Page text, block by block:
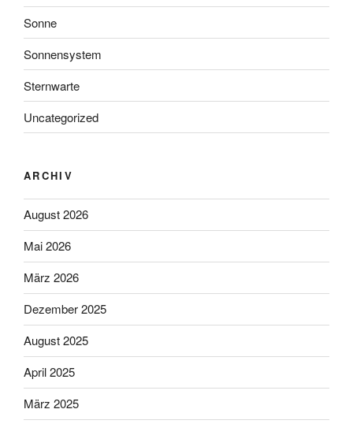
Sonne
Sonnensystem
Sternwarte
Uncategorized
ARCHIV
August 2026
Mai 2026
März 2026
Dezember 2025
August 2025
April 2025
März 2025